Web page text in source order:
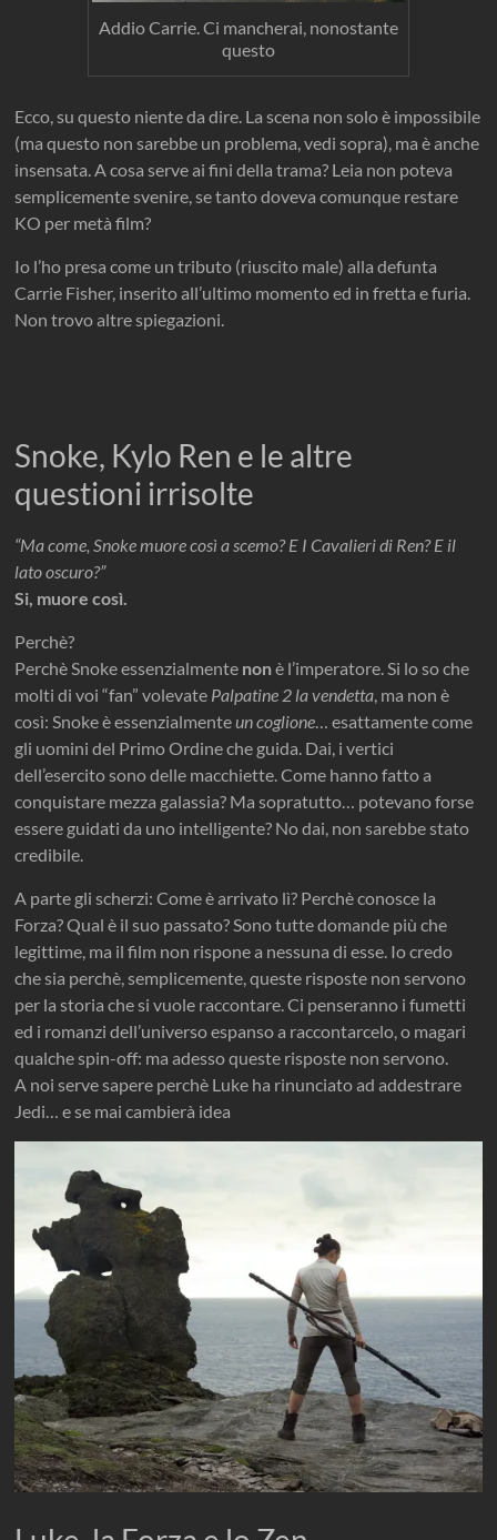
Addio Carrie. Ci mancherai, nonostante
questo
Ecco, su questo niente da dire. La scena non solo è impossibile
(ma questo non sarebbe un problema, vedi sopra), ma è anche
insensata. A cosa serve ai fini della trama? Leia non poteva
semplicemente svenire, se tanto doveva comunque restare
KO per metà film?
Io l’ho presa come un tributo (riuscito male) alla defunta
Carrie Fisher, inserito all’ultimo momento ed in fretta e furia.
Non trovo altre spiegazioni.
Snoke, Kylo Ren e le altre
questioni irrisolte
“Ma come, Snoke muore così a scemo? E I Cavalieri di Ren? E il
lato oscuro?”
Si, muore così.
Perchè?
Perchè Snoke essenzialmente nonè l’imperatore. Si lo so che
molti di voi “fan” volevate Palpatine 2 la vendetta, ma non è
così: Snoke è essenzialmenteun coglione… esattamente come
gli uomini del Primo Ordine che guida. Dai, i vertici
dell’esercito sono delle macchiette. Come hanno fatto a
conquistare mezza galassia? Ma sopratutto… potevano forse
essere guidati da uno intelligente? No dai, non sarebbe stato
credibile.
A parte gli scherzi: Come è arrivato lì? Perchè conosce la
Forza? Qual è il suo passato? Sono tutte domande più che
legittime, ma il film non rispone a nessuna di esse. Io credo
che sia perchè, semplicemente, queste risposte non servono
per la storia che si vuole raccontare. Ci penseranno i fumetti
ed i romanzi dell’universo espanso a raccontarcelo, o magari
qualche spin-off: ma adesso queste risposte non servono.
A noi serve sapere perchè Luke ha rinunciato ad addestrare
Jedi… e se mai cambierà idea